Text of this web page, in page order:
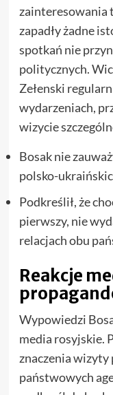
zainteresowania
zapadły żadne
spotkań nie
politycznych.
Zełenski
wydarzeniach,
wizycie
Bosak nie
polsko-
Podkreślił, że
pierwszy, nie
relacjach obu
Reakcje
Wypowiedzi
media rosyjskie.
znaczenia wizyty
państwowych